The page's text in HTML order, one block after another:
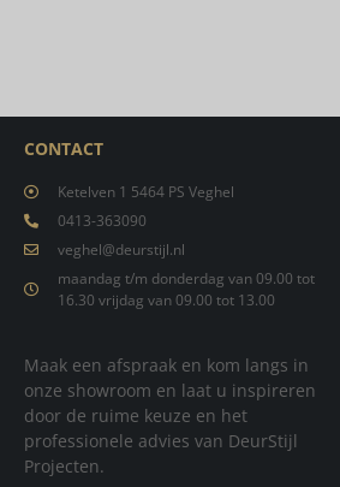
CONTACT
Ketelven 1 5464 PS Veghel
0413-363090
veghel@deurstijl.nl
maandag t/m donderdag van 09.00 tot
16.30 vrijdag van 09.00 tot 13.00
Maak een afspraak en kom langs in
onze showroom en laat u inspireren
door de ruime keuze en het
professionele advies van DeurStijl
Projecten.